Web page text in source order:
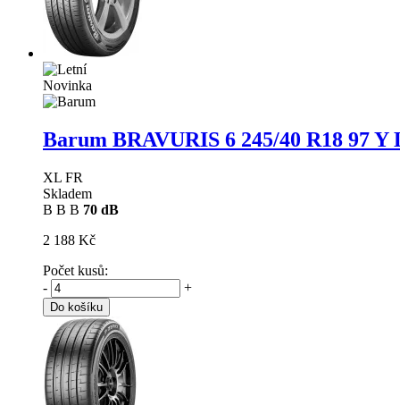
Novinka
Barum BRAVURIS 6 245/40 R18 97 Y
XL FR
Skladem
B B B 70 dB
2 188 Kč
Počet kusů:
-
+
Do košíku